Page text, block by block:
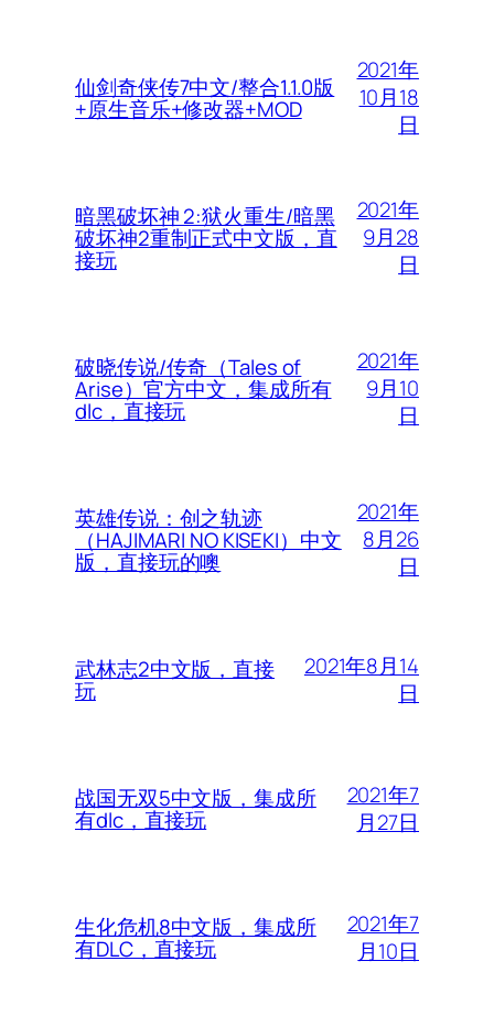
仙剑奇侠传7中文/整合1.1.0版
+原生音乐+修改器+MOD
2021年
10月18
日
暗黑破坏神 2:狱火重生/暗黑
破坏神2重制正式中文版，直
接玩
2021年
9月28
日
破晓传说/传奇（Tales of
Arise）官方中文，集成所有
dlc，直接玩
2021年
9月10
日
英雄传说：创之轨迹
（HAJIMARI NO KISEKI）中文
版，直接玩的噢
2021年
8月26
日
武林志2中文版，直接
玩
2021年8月14
日
战国无双5中文版，集成所
有dlc，直接玩
2021年7
月27日
生化危机8中文版，集成所
有DLC，直接玩
2021年7
月10日